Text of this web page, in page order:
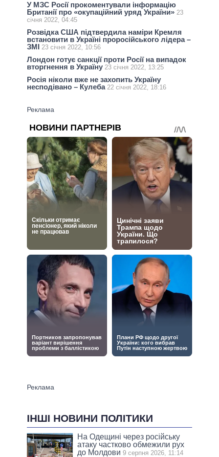
У МЗС Росії прокоментували інформацію
Британії про «окупаційний уряд України» 23
січня 2022, 04:45
Розвідка США підтвердила наміри Кремля
встановити в Україні проросійського лідера –
ЗМІ 23 січня 2022, 10:56
Лондон готує санкції проти Росії на випадок
вторгнення в Україну 23 січня 2022, 13:25
Росія ніколи вже не захопить Україну
несподівано – Кулеба 22 січня 2022, 18:16
ІНШІ НОВИНИ ПОЛІТИКИ
На Одещині через російську
атаку частково обмежили рух
до Молдови 9 серпня 2026, 11:14